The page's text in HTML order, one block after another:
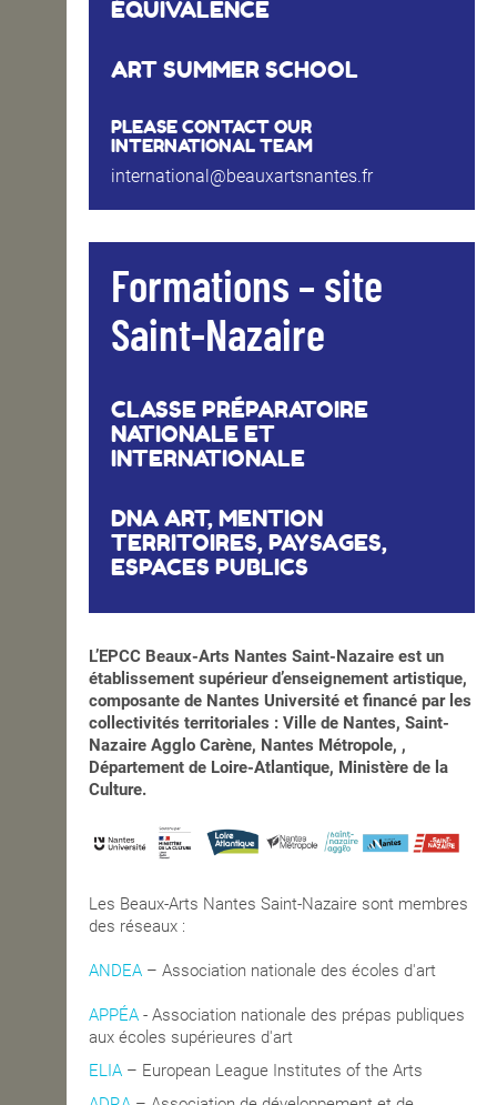
ÉQUIVALENCE
ART SUMMER SCHOOL
PLEASE CONTACT OUR
INTERNATIONAL TEAM
international@beauxartsnantes.fr
Formations – site
Saint-Nazaire
CLASSE PRÉPARATOIRE
NATIONALE ET
INTERNATIONALE
DNA ART, MENTION
TERRITOIRES, PAYSAGES,
ESPACES PUBLICS
L’EPCC Beaux-Arts Nantes Saint-Nazaire est un
établissement supérieur d’enseignement artistique,
composante de Nantes Université et financé par les
collectivités territoriales : Ville de Nantes, Saint-
Nazaire Agglo Carène, Nantes Métropole, ,
Département de Loire-Atlantique, Ministère de la
Culture.
Les Beaux-Arts Nantes Saint-Nazaire sont membres
des réseaux :
ANDEA – Association nationale des écoles d'art
APPÉA - Association nationale des prépas publiques
aux écoles supérieures d'art
ELIA – European League Institutes of the Arts